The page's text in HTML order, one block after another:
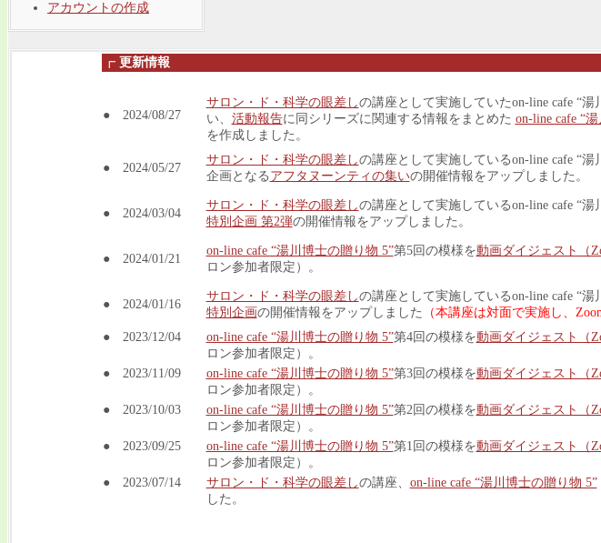
アカウントの作成
┏ 更新情報
● 2024/08/27
サロン・ド・科学の眼差しの講座として実施していたon-line cafe “
い、 活動報告に同シリーズに関連する情報をまとめた on-line cafe “
を作成しました。
● 2024/05/27
サロン・ド・科学の眼差しの講座として実施しているon-line cafe “
企画となる アフタヌーンティの集いの開催情報をアップしました。
● 2024/03/04
サロン・ド・科学の眼差しの講座として実施しているon-line cafe “
特別企画 第2弾の開催情報をアップしました。
● 2024/01/21
on-line cafe “湯川博士の贈り物 5”第5回の模様を動画ダイジェスト（
ロン参加者限定）。
● 2024/01/16
サロン・ド・科学の眼差しの講座として実施しているon-line cafe “
特別企画の開催情報をアップしました （本講座は対面で実施し、
● 2023/12/04
on-line cafe “湯川博士の贈り物 5”第4回の模様を動画ダイジェスト（
ロン参加者限定）。
● 2023/11/09
on-line cafe “湯川博士の贈り物 5”第3回の模様を動画ダイジェスト（
ロン参加者限定）。
● 2023/10/03
on-line cafe “湯川博士の贈り物 5”第2回の模様を動画ダイジェスト（
ロン参加者限定）。
● 2023/09/25
on-line cafe “湯川博士の贈り物 5”第1回の模様を動画ダイジェスト（
ロン参加者限定）。
● 2023/07/14
サロン・ド・科学の眼差しの講座、 on-line cafe “湯川博士の贈り物 5”
した。